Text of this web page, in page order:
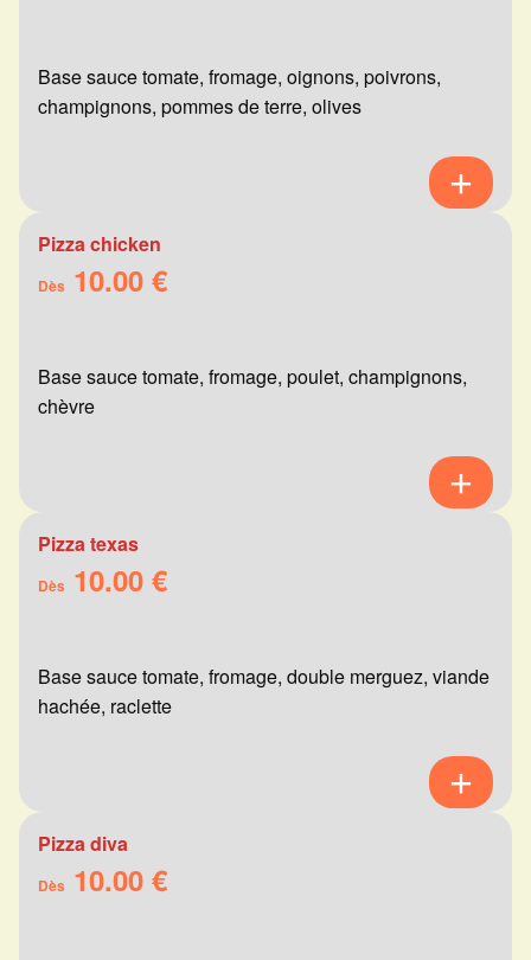
Base sauce tomate, fromage, oignons, poivrons,
champignons, pommes de terre, olives
Pizza chicken
Dès 10.00 €
Base sauce tomate, fromage, poulet, champignons,
chèvre
Pizza texas
Dès 10.00 €
Base sauce tomate, fromage, double merguez, viande
hachée, raclette
Pizza diva
Dès 10.00 €